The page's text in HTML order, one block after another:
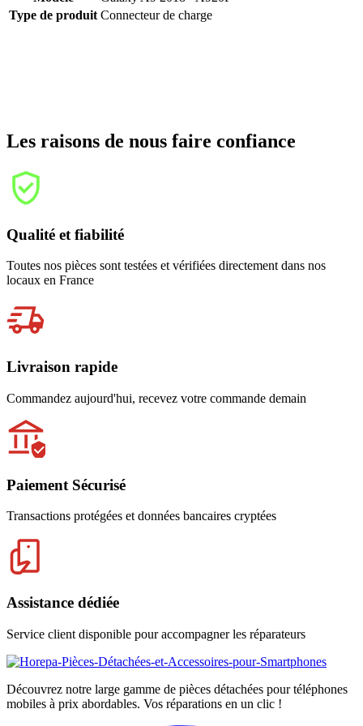
Type de produit Connecteur de charge
Les raisons de nous faire confiance
Qualité et fiabilité
Toutes nos pièces sont testées et vérifiées directement dans nos
locaux en France
Livraison rapide
Commandez aujourd'hui, recevez votre commande demain
Paiement Sécurisé
Transactions protégées et données bancaires cryptées
Assistance dédiée
Service client disponible pour accompagner les réparateurs
Découvrez notre large gamme de pièces détachées pour téléphones
mobiles à prix abordables. Vos réparations en un clic !